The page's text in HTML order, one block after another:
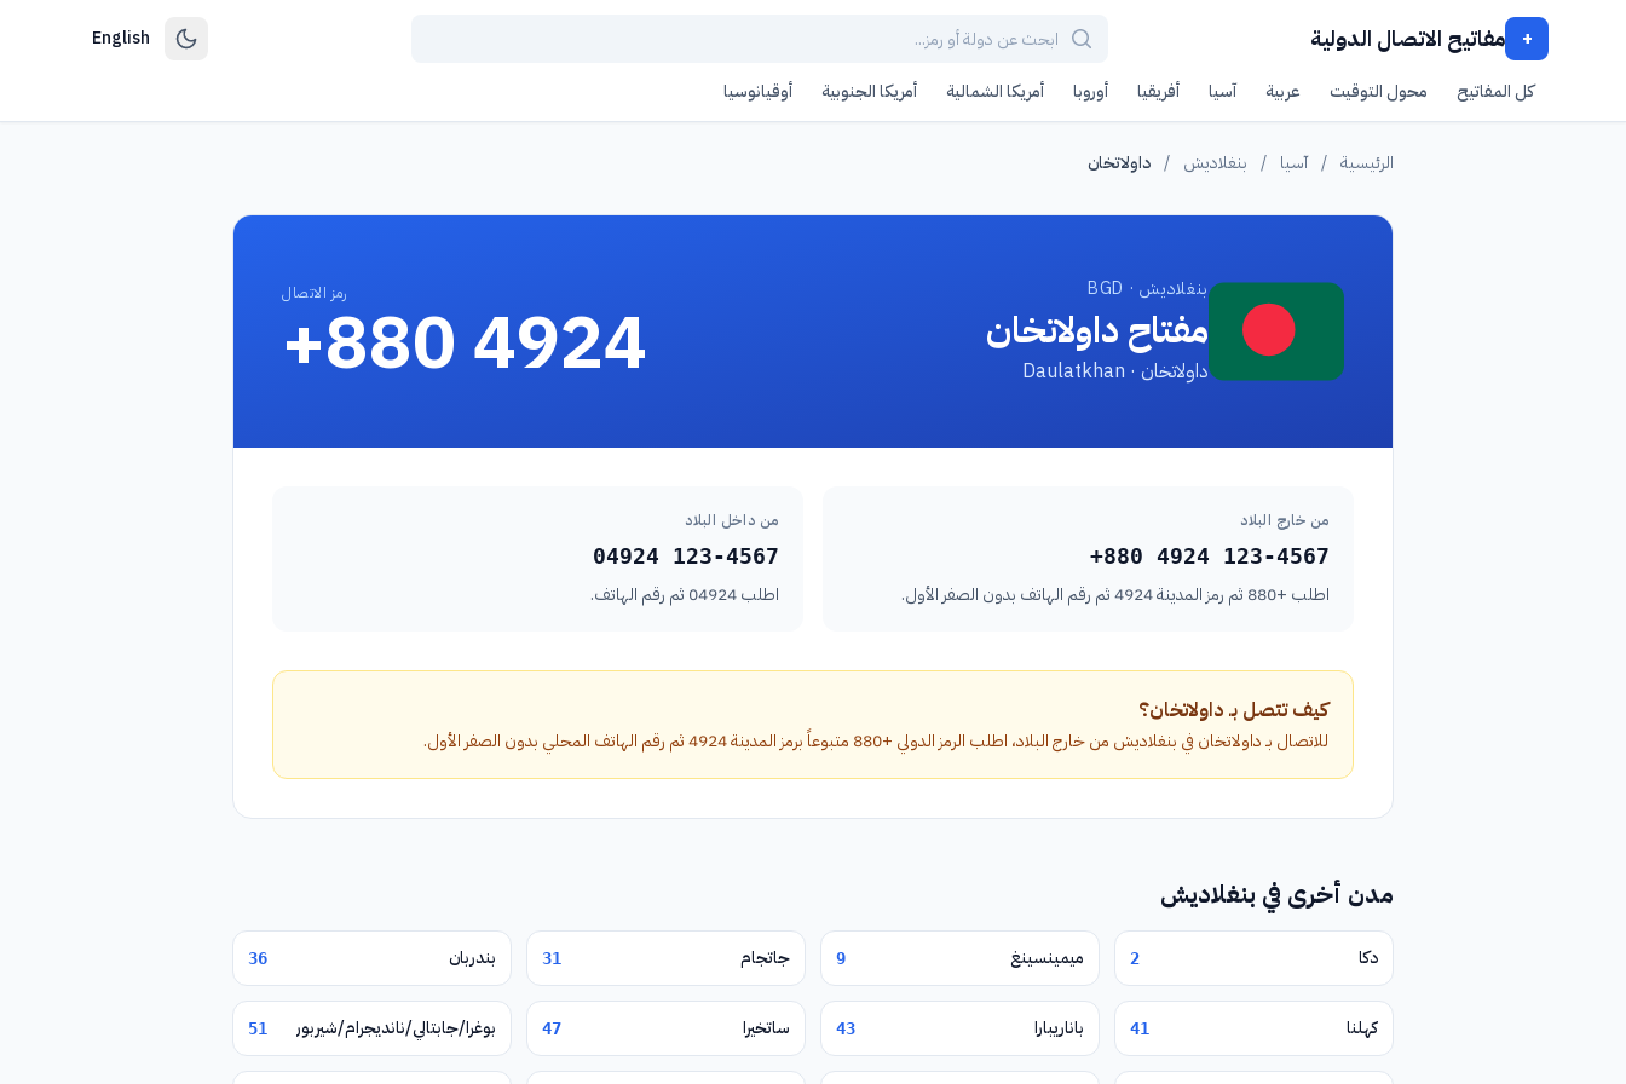
+ مفاتيح الاتصال الدولية English
كل المفاتيح محول التوقيت عربية آسيا أفريقيا أوروبا أمريكا الشمالية أمريكا الجنوبية أوقيانوسيا
الرئيسية / آسيا / بنغلاديش / داولاتخان
بنغلاديش · BGD
مفتاح داولاتخان
داولاتخان · Daulatkhan
رمز الاتصال
+880 4924
من خارج البلاد
+880 4924 123-4567
اطلب +880 ثم رمز المدينة 4924 ثم رقم الهاتف بدون الصفر الأول.
من داخل البلاد
04924 123-4567
اطلب 04924 ثم رقم الهاتف.
كيف تتصل بـ داولاتخان؟
للاتصال بـ داولاتخان في بنغلاديش من خارج البلاد، اطلب الرمز الدولي +880 متبوعاً برمز المدينة 4924 ثم رقم الهاتف المحلي بدون الصفر الأول.
مدن أخرى في بنغلاديش
دكا 2 ميمينسينغ 9 جاتجام 31 بندربان 36
كهلنا 41 باناريبارا 43 ساتخيرا 47 بوغرا/جابتالي/نانديجرام/شيربور 51